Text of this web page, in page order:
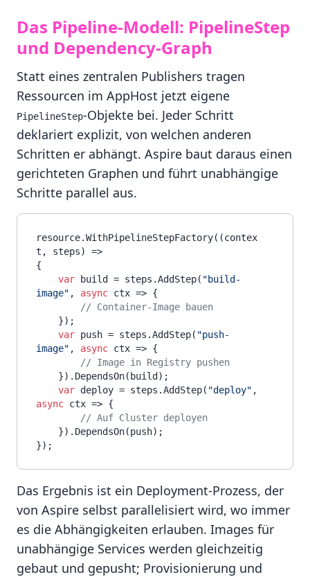
Das Pipeline-Modell: PipelineStep
und Dependency-Graph
Statt eines zentralen Publishers tragen
Ressourcen im AppHost jetzt eigene
PipelineStep-Objekte bei. Jeder Schritt
deklariert explizit, von welchen anderen
Schritten er abhängt. Aspire baut daraus einen
gerichteten Graphen und führt unabhängige
Schritte parallel aus.
resource.WithPipelineStepFactory((contex
t, steps) =>
{
var build = steps.AddStep( "build-
image" , async ctx => {
// Container-Image bauen
var push = steps.AddStep( "push-
image" , async ctx => {
// Image in Registry pushen
var deploy = steps.AddStep( "deploy"
async ctx => {
// Auf Cluster deployen
Das Ergebnis ist ein Deployment-Prozess, der
von Aspire selbst parallelisiert wird, wo immer
es die Abhängigkeiten erlauben. Images für
unabhängige Services werden gleichzeitig
gebaut und gepusht; Provisionierung und